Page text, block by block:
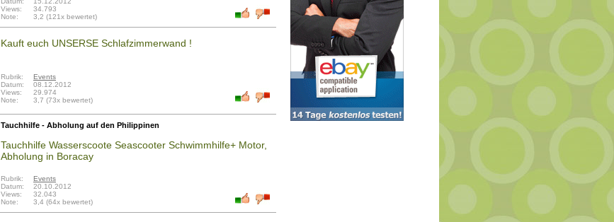
Views:
34.793
Note:
3,2 (121x bewertet)
Kauft euch UNSERSE Schlafzimmerwand !
Rubrik:
Events
Datum:
08.12.2012
Views:
29.974
Note:
3,7 (73x bewertet)
Tauchhilfe - Abholung auf den Philippinen
Tauchhilfe Wasserscoote Seascooter Schwimmhilfe+ Motor,
Abholung in Boracay
Rubrik:
Events
Datum:
20.10.2012
Views:
32.043
Note:
3,4 (64x bewertet)